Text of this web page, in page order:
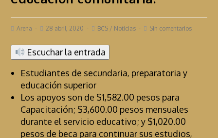
Arena 28 abril, 2020 BCS / Noticias Sin comentarios
Escuchar la entrada
Estudiantes de secundaria, preparatoria y
educación superior
Los apoyos son de $1,582.00 pesos para
Capacitación; $3,600.00 pesos mensuales
durante el servicio educativo; y $1,020.00
pesos de beca para continuar sus estudios,